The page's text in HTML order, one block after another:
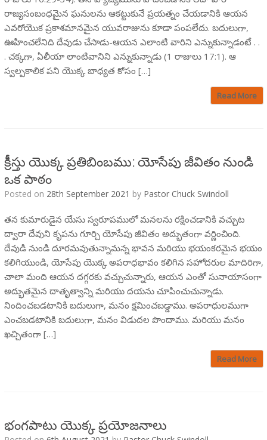
రాజ్యసంబంధమైన ఘనులను ఆకట్టుకునే ప్రయత్నం చేయడానికి ఆయన
ఎవరోయొక ప్రకాశమానమైన యువరాజును కూడా పంపలేదు. బదులుగా,
ఊహించలేనిది దేవుడు చేసాడు-ఆయన ఎలాంటి వారిని ఎన్నుకున్నాడంటే . .
. చక్కగా, ఏలీయా లాంటివానిని ఎన్నుకున్నాడు (1 రాజులు 17:1). ఆ
స్వల్పకాలిక పని యొక్క బాధ్యత కోసం […]
Read More
క్రీస్తు యొక్క ప్రతిబింబము: యోసేపు జీవితం నుండి
ఒక పాఠం
Posted on 28th September 2021 by Pastor Chuck Swindoll
తన కుమారుడైన యేసు స్వరూపములో మనలను రక్షించడానికి వచ్చుట
ద్వారా దేవుని కృపను గూర్చి యోసేపు జీవితం అద్భుతంగా వర్ణించింది.
దేవుడి నుండి దూరమవుతున్నామన్న భావన మరియు భయంకరమైన భయం
కలిగియుండి, యోసేపు యొక్క అపరాధభావం కలిగిన సహోదరుల మాదిరిగా,
చాలా మంది ఆయన దగ్గరకు వచ్చుచున్నారు, ఆయన ఎంతో సునాయాసంగా
అద్భుతమైన దాతృత్వాన్ని మరియు దయను చూపించుచున్నాడు.
నిందించబడటానికి బదులుగా, మనం క్షమించబడ్డాము. అపరాధులముగా
ఎంచబడటానికి బదులుగా, మనం విడుదల పొందాము. మరియు మనం
ఖచ్చితంగా […]
Read More
భంగపాటు యొక్క ప్రయోజనాలు